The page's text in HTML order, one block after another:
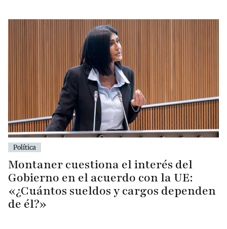
Política
Montaner cuestiona el interés del
Gobierno en el acuerdo con la UE:
«¿Cuántos sueldos y cargos dependen
de él?»